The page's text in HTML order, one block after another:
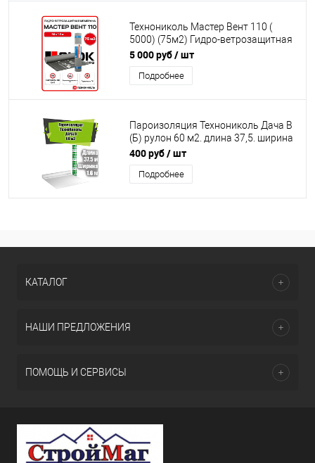
Технониколь Мастер Вент 110 (
5000) (75м2) Гидро-ветрозащитная
диффузионная мембрана
5 000 руб/ шт
Подробнее
Пароизоляция Технониколь Дача В
(Б) рулон 60 м2. длина 37,5. ширина
1,6. пленка пароизоляционная
400 руб/ шт
Подробнее
КАТАЛОГ
НАШИ ПРЕДЛОЖЕНИЯ
ПОМОЩЬ И СЕРВИСЫ